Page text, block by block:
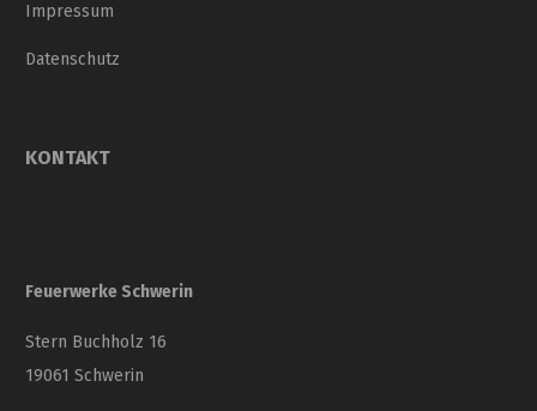
Impressum
Datenschutz
KONTAKT
Feuerwerke Schwerin
Stern Buchholz 16
19061 Schwerin